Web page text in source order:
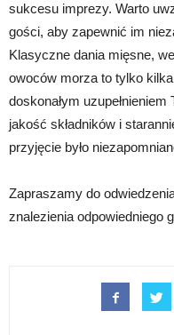
sukcesu imprezy. Warto
gości, aby zapewnić im
Klasyczne dania mięsne,
owoców morza to tylko
doskonałym
jakość składników i
przyjęcie było
Zapraszamy do
znalezienia odpowiedniego